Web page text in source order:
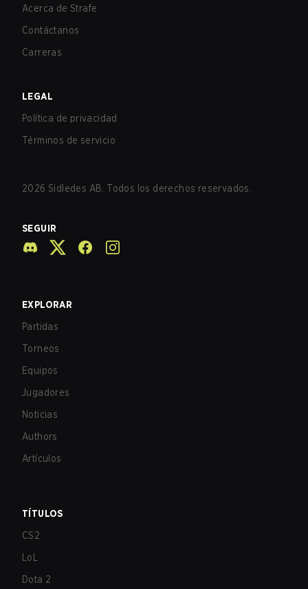
Acerca de Strafe
Contáctanos
Carreras
LEGAL
Política de privacidad
Términos de servicio
2026 Sidledes AB. Todos los derechos reservados.
SEGUIR
EXPLORAR
Partidas
Torneos
Equipos
Jugadores
Noticias
Authors
Artículos
TÍTULOS
CS2
LoL
Dota 2